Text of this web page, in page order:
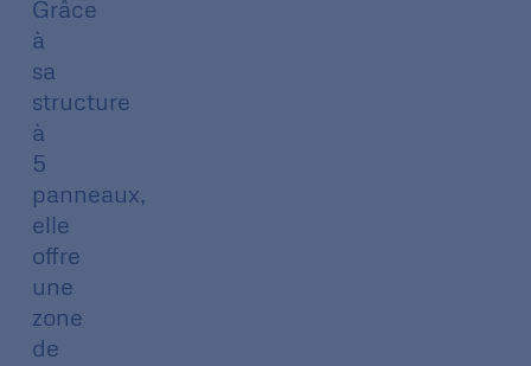
Grâce
à
sa
structure
à
5
panneaux,
elle
offre
une
zone
de